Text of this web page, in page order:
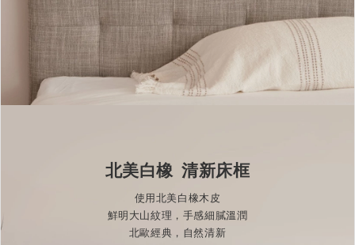
北美白橡 清新床框
使用北美白橡木皮
鮮明大山紋理，手感細膩溫潤
北歐經典，自然清新